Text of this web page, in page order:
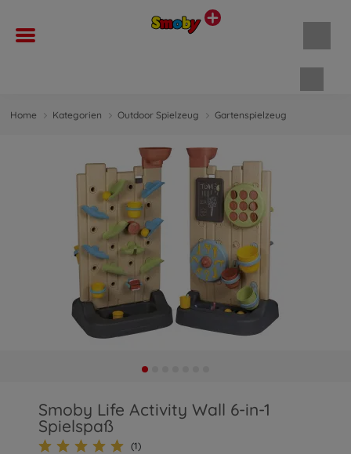
Home Kategorien Outdoor Spielzeug Gartenspielzeug
Smoby Life Activity Wall 6-in-1
Spielspaß
(1)